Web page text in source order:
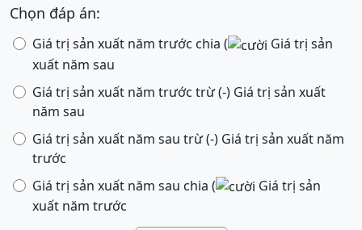
Chọn đáp án:
Giá trị sản xuất năm trước chia (
Giá trị sản
xuất năm sau
Giá trị sản xuất năm trước trừ (-) Giá trị sản xuất
năm sau
Giá trị sản xuất năm sau trừ (-) Giá trị sản xuất năm
trước
Giá trị sản xuất năm sau chia (
Giá trị sản
xuất năm trước